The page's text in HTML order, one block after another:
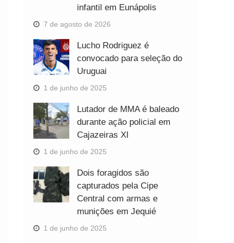
infantil em Eunápolis
7 de agosto de 2026
Lucho Rodriguez é
convocado para seleção do
Uruguai
1 de junho de 2025
Lutador de MMA é baleado
durante ação policial em
Cajazeiras XI
1 de junho de 2025
Dois foragidos são
capturados pela Cipe
Central com armas e
munições em Jequié
1 de junho de 2025